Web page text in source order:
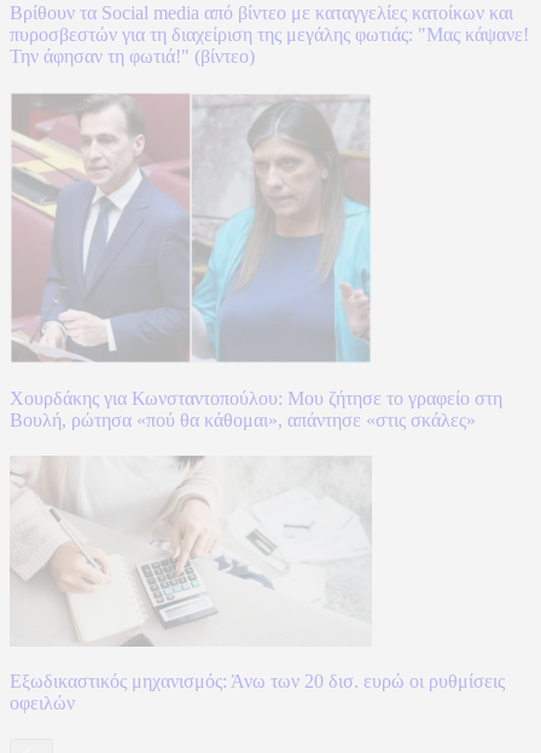
Βρίθουν τα Social media από βίντεο με καταγγελίες κατοίκων και
πυροσβεστών για τη διαχείριση της μεγάλης φωτιάς: "Μας κάψανε!
Την άφησαν τη φωτιά!" (βίντεο)
Χουρδάκης για Κωνσταντοπούλου: Μου ζήτησε το γραφείο στη
Βουλή, ρώτησα «πού θα κάθομαι», απάντησε «στις σκάλες»
Εξωδικαστικός μηχανισμός: Άνω των 20 δισ. ευρώ οι ρυθμίσεις
οφειλών